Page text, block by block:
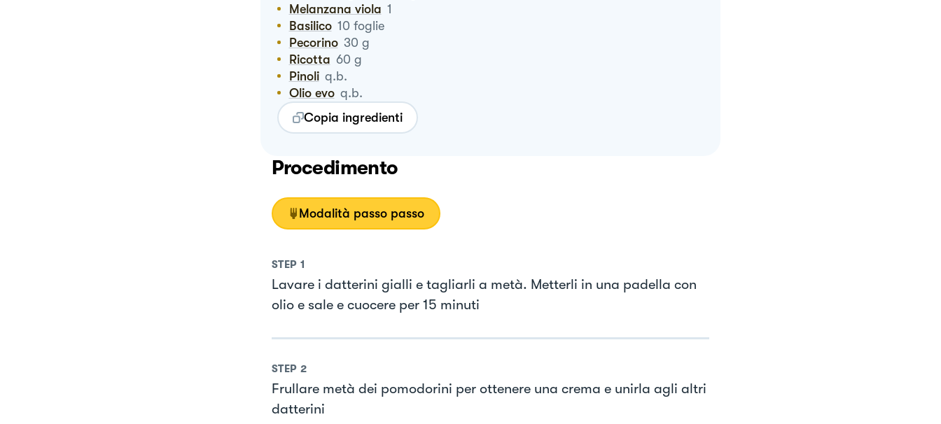
Melanzana viola 1
Basilico 10 foglie
Pecorino 30 g
Ricotta 60 g
Pinoli q.b.
Olio evo q.b.
Copia ingredienti
Procedimento
Modalità passo passo
STEP 1
Lavare i datterini gialli e tagliarli a metà. Metterli in una padella con
olio e sale e cuocere per 15 minuti
STEP 2
Frullare metà dei pomodorini per ottenere una crema e unirla agli altri
datterini